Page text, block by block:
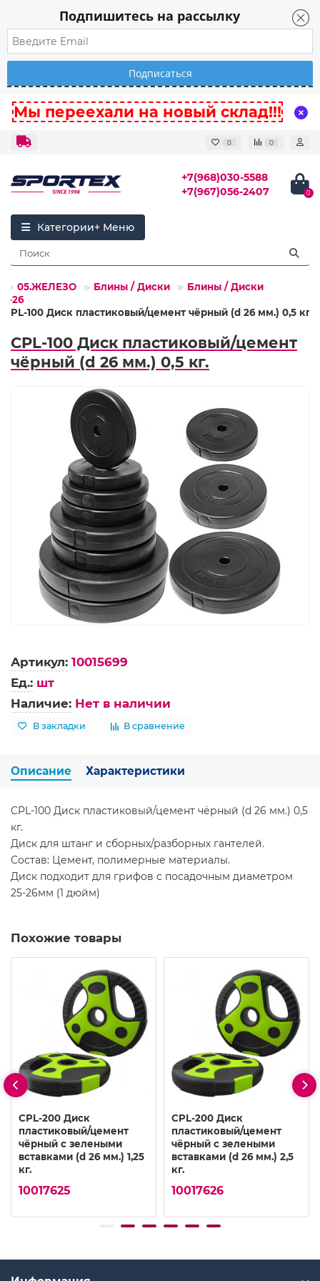
Подпишитесь на рассылку
Мы переехали на новый склад!!!
0 0
+7(968)030-5588
+7(967)056-2407
0
Категории
05.ЖЕЛЕЗО Блины / Диски
Блины / Диски
26
CPL-100 Диск пластиковый/цемент чёрный (d 26 мм.) 0,5 кг.
CPL-100 Диск пластиковый/цемент
чёрный (d 26 мм.) 0,5 кг.
Артикул: 10015699
Ед.: шт
Наличие: Нет в наличии
В закладки В сравнение
Описание Характеристики
CPL-100 Диск пластиковый/цемент чёрный (d 26 мм.) 0,5
кг.
Диск для штанг и сборных/разборных гантелей.
Состав: Цемент, полимерные материалы.
Диск подходит для грифов с посадочным диаметром
25-26мм (1 дюйм)
Похожие товары
CPL-200 Диск
пластиковый/цемент
чёрный с зелеными
вставками (d 26 мм.) 1,25
кг.
10017625
CPL-200 Диск
пластиковый/цемент
чёрный с зелеными
вставками (d 26 мм.) 2,5
кг.
10017626